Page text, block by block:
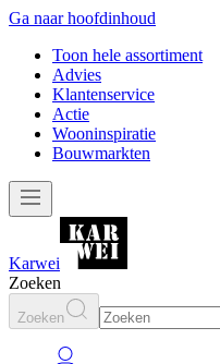
Ga naar hoofdinhoud
Toon hele assortiment
Advies
Klantenservice
Actie
Wooninspiratie
Bouwmarkten
Karwei
Zoeken
Zoeken